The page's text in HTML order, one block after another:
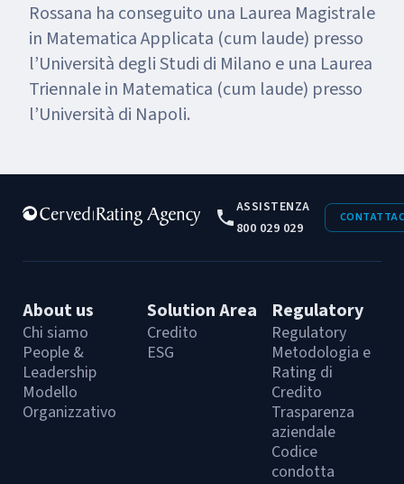
Rossana ha conseguito una Laurea Magistrale
in Matematica Applicata (cum laude) presso
l’Università degli Studi di Milano e una Laurea
Triennale in Matematica (cum laude) presso
l’Università di Napoli.
ASSISTENZA
800 029 029
About us
Chi siamo
People &
Leadership
Modello
Organizzativo
Solution Area
Credito
ESG
Regulatory
Regulatory
Metodologia e
Rating di
Credito
Trasparenza
aziendale
Codice
condotta